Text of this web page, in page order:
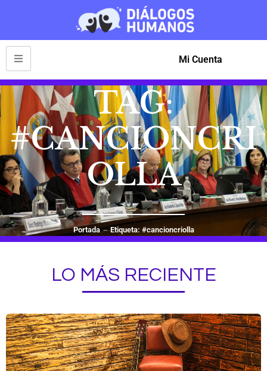
Mi Cuenta
TAG:
#CANCIONCRI
OLLA
Portada Etiqueta: #cancioncriolla
LO MÁS RECIENTE